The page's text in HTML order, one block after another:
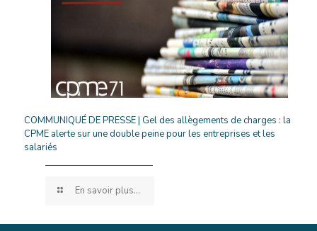
COMMUNIQUÉ DE PRESSE | Gel des allègements de charges : la
CPME alerte sur une double peine pour les entreprises et les
salariés
En savoir plus...